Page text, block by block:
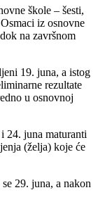
škole – šesti,
iz osnovne
na završnom
19. juna, a istog
rezultate
u osnovnoj
24. juna maturanti
(želja) koje će
29. juna, a nakon